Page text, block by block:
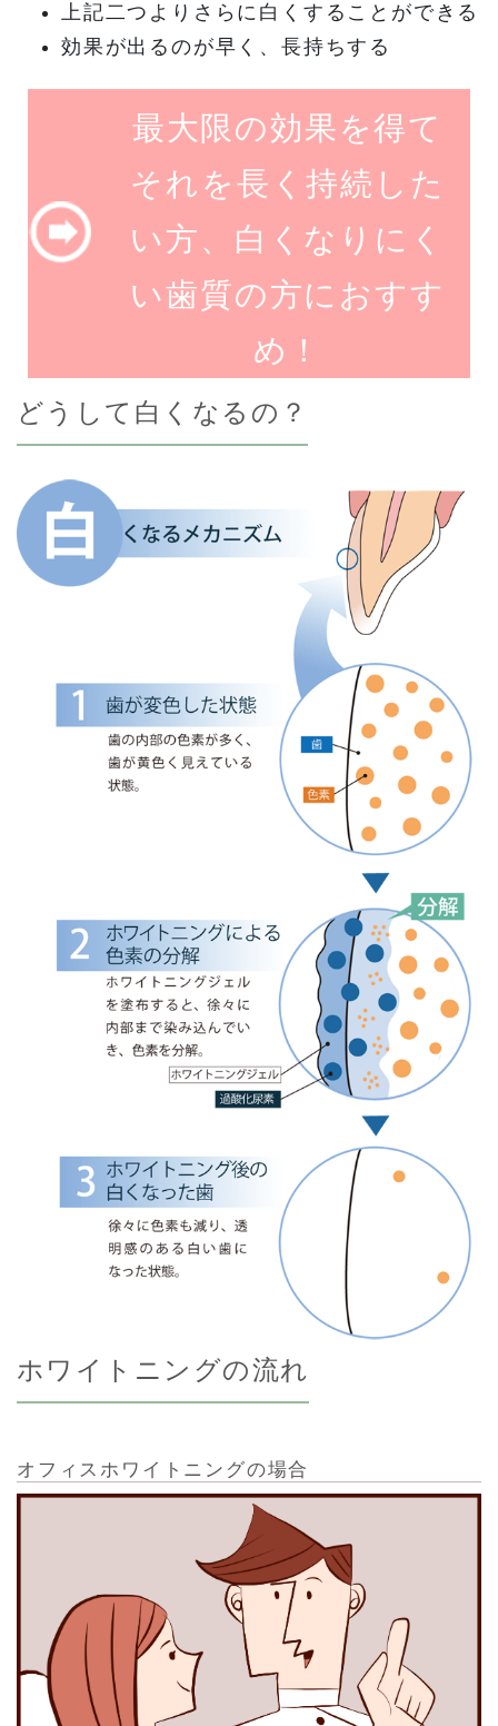
上記二つよりさらに白くすることができる
効果が出るのが早く、長持ちする
最大限の効果を得て
それを長く持続した
い方、白くなりにく
い歯質の方におすす
め！
どうして白くなるの？
ホワイトニングの流れ
オフィスホワイトニングの場合